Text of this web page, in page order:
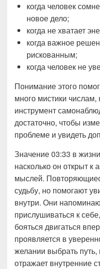
когда человек
новое дело;
когда не хватает
когда важное
рискованным;
когда человек не
Понимание этого
много мистики числам,
инструмент
достаточно, чтобы
проблеме и увидеть
Значение 03:33 в
насколько он открыт к
мыслей.
судьбу, но помогают
внутри. Они
прислушиваться к
бояться двигаться
проявляется в
желании выбрать путь,
отражает внутренние